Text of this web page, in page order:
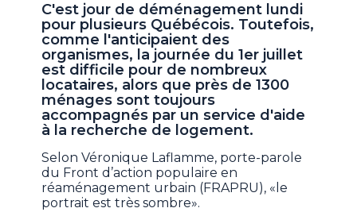
C'est jour de déménagement lundi
pour plusieurs Québécois. Toutefois,
comme l'anticipaient des
organismes, la journée du 1er juillet
est difficile pour de nombreux
locataires, alors que près de 1300
ménages sont toujours
accompagnés par un service d'aide
à la recherche de logement.
Selon Véronique Laflamme, porte-parole
du Front d’action populaire en
réaménagement urbain (FRAPRU), «le
portrait est très sombre».